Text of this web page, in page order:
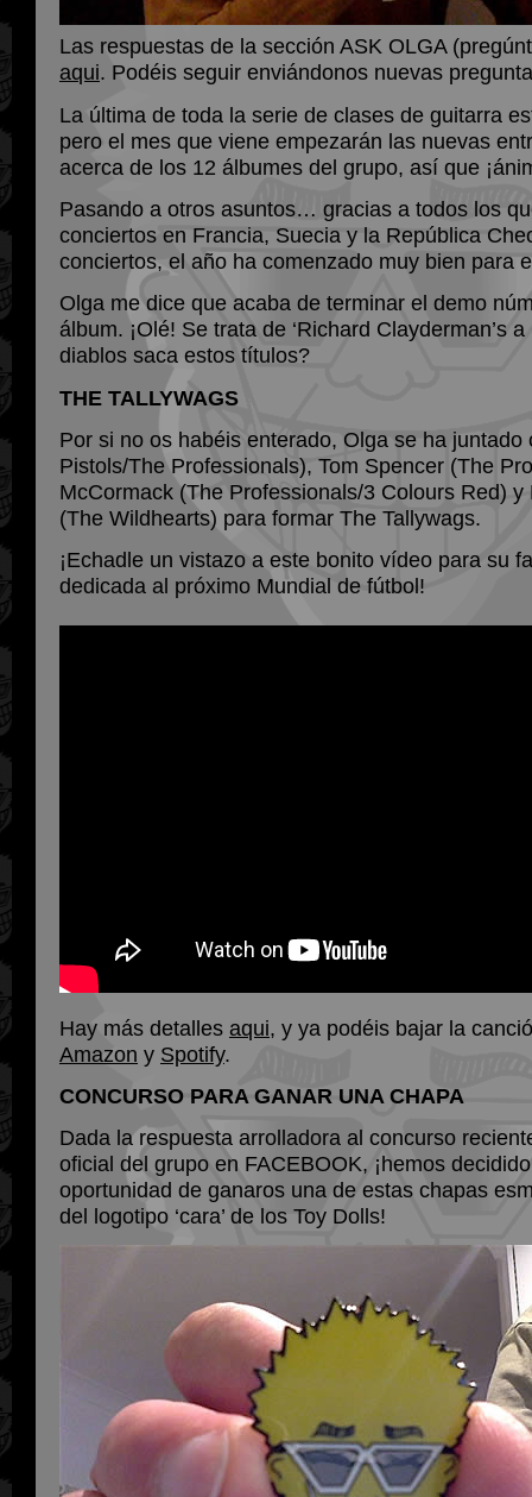
Las respuestas de la sección ASK OLGA
aqui. Podéis seguir enviándonos nuevas
La última de toda la serie de clases de guitarra
pero el mes que viene empezarán las nuevas
acerca de los 12 álbumes del grupo, así que
Pasando a otros asuntos… gracias a todos los
conciertos en Francia, Suecia y la República
conciertos, el año ha comenzado muy bien para
Olga me dice que acaba de terminar el demo
álbum. ¡Olé! Se trata de ‘Richard Clayderman’s
diablos saca estos títulos?
THE TALLYWAGS
Por si no os habéis enterado, Olga se ha juntado
Pistols/The Professionals), Tom Spencer (The
McCormack (The Professionals/3 Colours Red)
(The Wildhearts) para formar The Tallywags.
¡Echadle un vistazo a este bonito vídeo para su
dedicada al próximo Mundial de fútbol!
Hay más detalles aqui, y ya podéis bajar la
Amazon y Spotify.
CONCURSO PARA GANAR UNA CHAPA
Dada la respuesta arrolladora al concurso
oficial del grupo en FACEBOOK, ¡hemos
oportunidad de ganaros una de estas chapas
del logotipo ‘cara’ de los Toy Dolls!